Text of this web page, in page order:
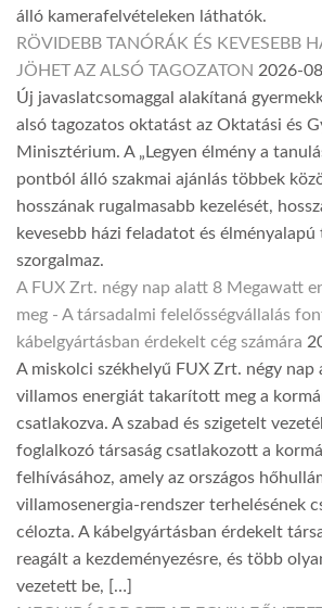
álló kamerafelvételeken láthatók.
RÖVIDEBB TANÓRÁK ÉS KEVESEBB
JÖHET AZ ALSÓ TAGOZATON 2026-
Új javaslatcsomaggal alakítaná
alsó tagozatos oktatást az Oktatási és
Minisztérium. A „Legyen élmény a
pontból álló szakmai ajánlás többek
hosszának rugalmasabb kezelését,
kevesebb házi feladatot és élményalapú
szorgalmaz.
A FUX Zrt. négy nap alatt 8 Megawatt
meg - A társadalmi felelősségvállalás
kábelgyártásban érdekelt cég számára
A miskolci székhelyű FUX Zrt. négy
villamos energiát takarított meg a
csatlakozva. A szabad és szigetelt
foglalkozó társaság csatlakozott a
felhívásához, amely az országos
villamosenergia-rendszer terhelésének
célozta. A kábelgyártásban érdekelt
reagált a kezdeményezésre, és több
vezetett be, […]